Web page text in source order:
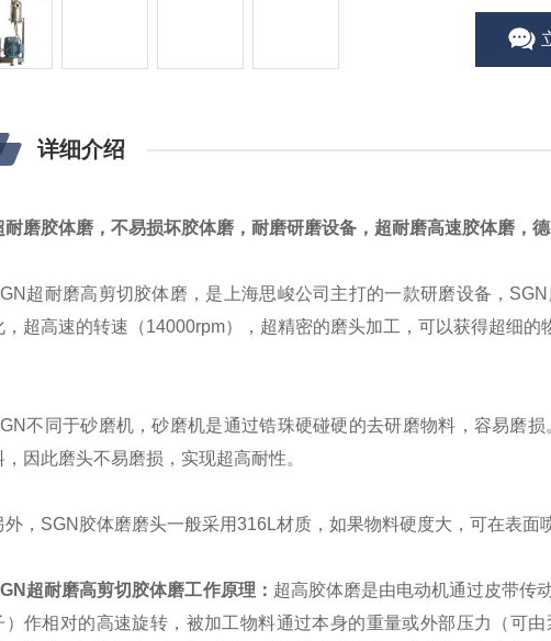
详细介绍
耐磨胶体磨 ，不易损坏胶体磨，耐磨研磨设备，超耐磨高速胶体磨，
超耐磨高剪切胶体磨，是上海思峻公司主打的一款研磨设备，
，超高速的转速（14000rpm），超精密的磨头加工，可以获得超细的
不同于砂磨机，砂磨机是通过锆珠硬碰硬的去研磨物料，容易磨
，因此磨头不易磨损，实现超高耐性。
外，SGN胶体磨磨头一般采用316L材质，如果物料硬度大，可在表面
超耐磨高剪切胶体磨工作原理： 超高胶体磨是由电动机通过皮带传
）作相对的高速旋转，被加工物料通过本身的重量或外部压力（可